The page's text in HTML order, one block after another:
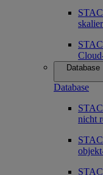
Database
Database
nicht